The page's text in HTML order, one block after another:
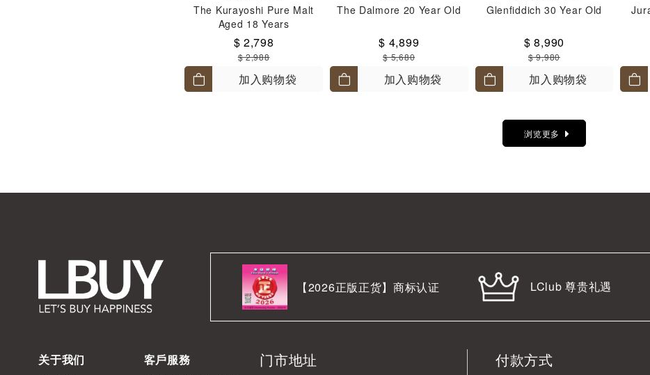
The Kurayoshi Pure Malt
Aged 18 Years
$ 2,798
$ 2,988
加入购物袋
The Dalmore 20 Year Old
$ 4,899
$ 5,680
加入购物袋
Glenfiddich 30 Year Old
$ 8,990
$ 9,980
加入购物袋
浏览更多
【2026正版正货】商标认证 LClub 尊贵礼遇
关于我们 客戶服務 门市地址 付款方式